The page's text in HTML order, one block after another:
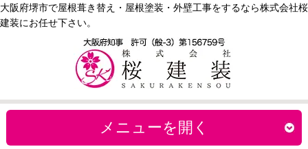
大阪府堺市で屋根葺き替え・屋根塗装・外壁工事をするなら株式会社桜
建装にお任せ下さい。
メニューを開く